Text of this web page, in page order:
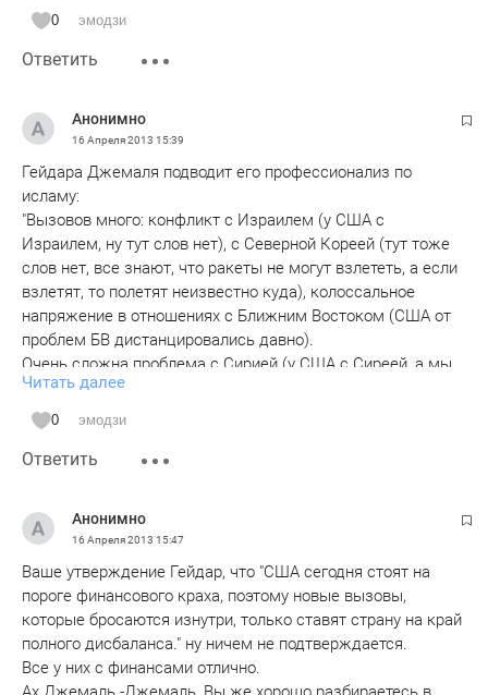
0 эмодзи
Ответить
Анонимно
16 Апреля 2013 15:39
Гейдара Джемаля подводит его профессионализ по
исламу:
"Вызовов много: конфликт с Израилем (у США с
Израилем, ну тут слов нет), с Северной Кореей (тут тоже
слов нет, все знают, что ракеты не могут взлететь, а если
взлетят, то полетят неизвестно куда), колоссальное
напряжение в отношениях с Ближним Востоком (США от
проблем БВ дистанцировались давно).
Очень сложна проблема с Сирией (у США с Сиреей, а мы
думали у Асада с оппозицией).
США уже активно размышляют над тем, как
отсоединиться от поддержки оппозиции и тайно
поддержать Башара Асада (тайно это конечно, тайно
Читать далее
0 эмодзи
Ответить
Анонимно
16 Апреля 2013 15:47
Ваше утверждение Гейдар, что "США сегодня стоят на
пороге финансового краха, поэтому новые вызовы,
которые бросаются изнутри, только ставят страну на край
полного дисбаланса." ну ничем не подтверждается.
Все у них с финансами отлично.